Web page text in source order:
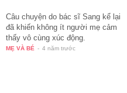
Câu chuyện do bác sĩ Sang kể lại
đã khiến không ít người mẹ cảm
thấy vô cùng xúc động.
MẸ VÀ BÉ - 4 năm trước